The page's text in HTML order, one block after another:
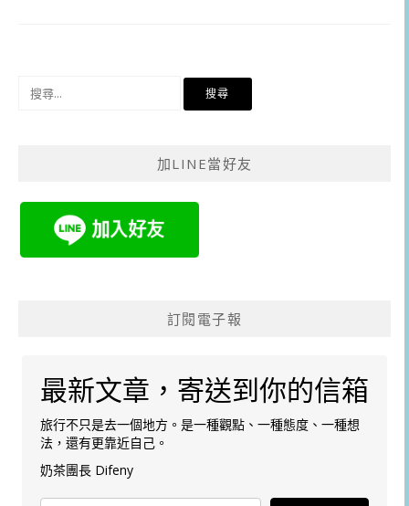
加LINE當好友
訂閱電子報
最新文章，寄送到你的信箱
旅行不只是去一個地方。是一種觀點、一種態度、一種想
法，還有更靠近自己。
奶茶團長 Difeny